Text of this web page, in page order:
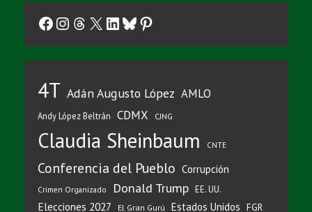
Facebook
Instagram
Threads
X LinkedIn
Bluesky
Pinterest
4T Adán Augusto López AMLO
Andy López Beltrán CDMX CJNG
Claudia Sheinbaum CNTE
Conferencia del Pueblo Corrupción
Crimen Organizado Donald Trump EE. UU.
Elecciones 2027 El Gran Gurú Estados Unidos FGR